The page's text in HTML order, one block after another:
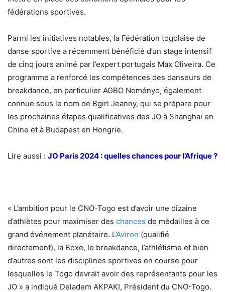
fédérations sportives.
Parmi les initiatives notables, la Fédération togolaise de
danse sportive a récemment bénéficié d’un stage intensif
de cinq jours animé par l’expert portugais Max Oliveira. Ce
programme a renforcé les compétences des danseurs de
breakdance, en particulier AGBO Noményo, également
connue sous le nom de Bgirl Jeanny, qui se prépare pour
les prochaines étapes qualificatives des JO à Shanghai en
Chine et à Budapest en Hongrie.
Lire aussi : JO Paris 2024 : quelles chances pour l’Afrique ?
« L’ambition pour le CNO-Togo est d’avoir une dizaine
d’athlètes pour maximiser des chances de médailles à ce
grand événement planétaire. L’Aviron (qualifié
directement), la Boxe, le breakdance, l’athlétisme et bien
d’autres sont les disciplines sportives en course pour
lesquelles le Togo devrait avoir des représentants pour les
JO » a indiqué Deladem AKPAKI, Président du CNO-Togo.